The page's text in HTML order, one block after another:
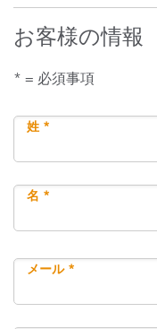
お客様の情報
* = 必須事項
姓 *
名 *
メール *